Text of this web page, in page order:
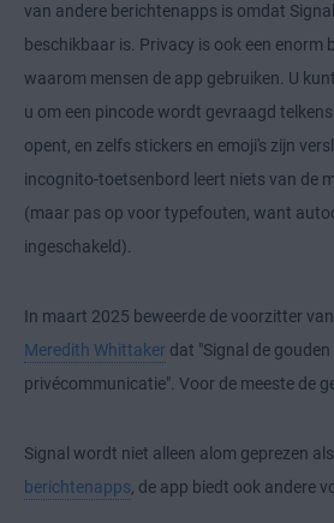
van andere berichtenapps is omdat
beschikbaar is. Privacy is ook een enorm
waarom mensen de app gebruiken. U
u om een pincode wordt gevraagd
opent, en zelfs stickers en emoji's zijn
incognito-toetsenbord leert niets van de
(maar pas op voor typefouten, want
ingeschakeld).
In maart 2025 beweerde de voorzitter
Meredith Whittaker dat "Signal de
privécommunicatie". Voor de meeste de
Signal wordt niet alleen alom geprezen
berichtenapps, de app biedt ook andere